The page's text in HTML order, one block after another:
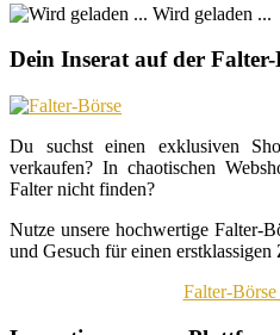
Wird geladen ...
Dein Inserat auf der Falter-
Du suchst einen exklusiven
verkaufen? In chaotischen
Falter nicht finden?
Nutze unsere hochwertige Falter-
und Gesuch für einen erstklassigen
Falter-Börse